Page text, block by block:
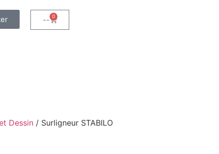
-- 0
Dessin / Surligneur STABILO